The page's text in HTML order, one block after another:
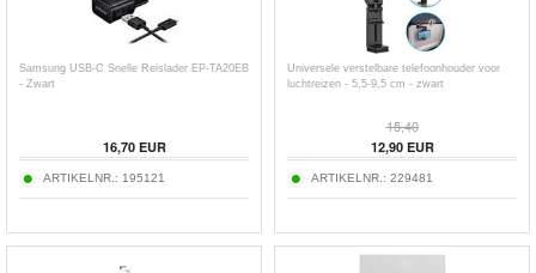
Samsung USB-C Snelle Reislader EP-TA20EB
- Zwart
16,70EUR
ARTIKELNR.: 195121
Universele verstelbare telefoonhouder voor
luchtreizen - 5,5-9,5 cm - zwart
15,40
12,90EUR
ARTIKELNR.: 229481